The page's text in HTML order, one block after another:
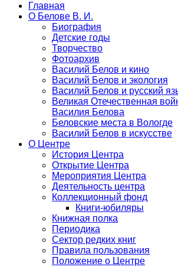
Главная
О Белове В. И.
Биография
Детские годы
Творчество
Фотоархив
Василий Белов и кино
Василий Белов и экология
Василий Белов и русский
Великая Отечественная
Василия Белова
Беловские места в Вологде
Василий Белов в искусстве
О Центре
История Центра
Открытие Центра
Мероприятия Центра
Деятельность центра
Коллекционный фонд
Книги-юбиляры
Книжная полка
Периодика
Сектор редких книг
Правила пользования
Положение о Центре